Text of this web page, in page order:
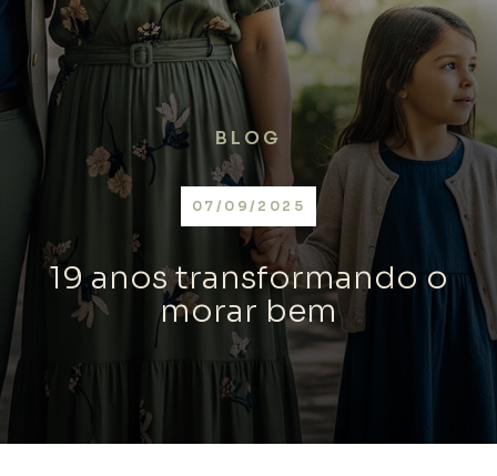
BLOG
07/09/2025
19 anos transformando o
morar bem